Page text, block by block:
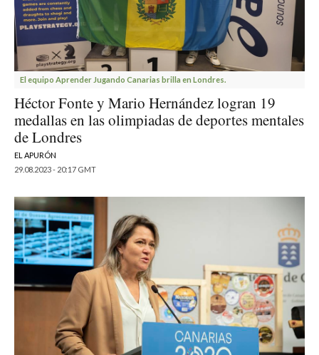
El equipo Aprender Jugando Canarias brilla en Londres.
Héctor Fonte y Mario Hernández logran 19
medallas en las olimpiadas de deportes mentales
de Londres
EL APURÓN
29.08.2023 - 20:17 GMT